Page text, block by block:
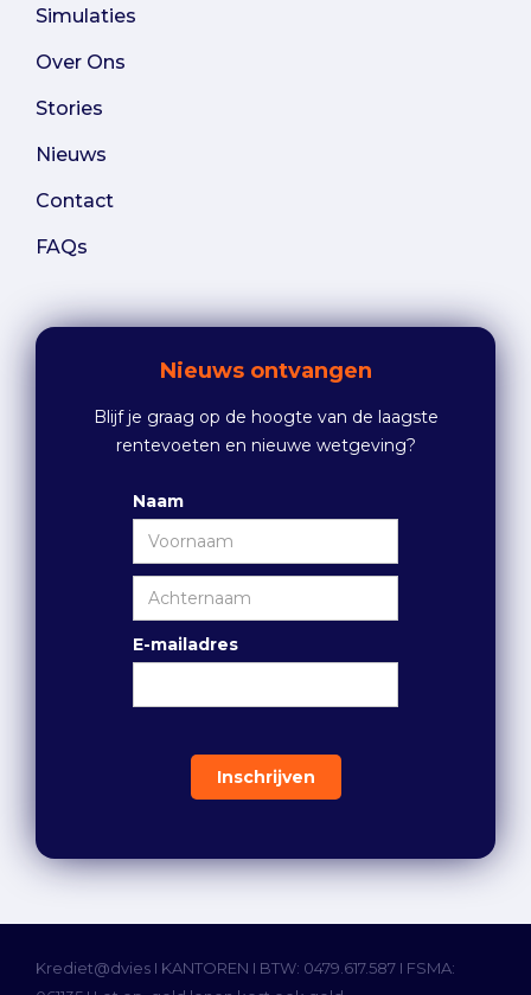
Simulaties
Over Ons
Stories
Nieuws
Contact
FAQs
Nieuws ontvangen
Blijf je graag op de hoogte van de laagste
rentevoeten en nieuwe wetgeving?
Naam
E-mailadres
Krediet@dvies I KANTOREN I BTW: 0479.617.587 I FSMA: